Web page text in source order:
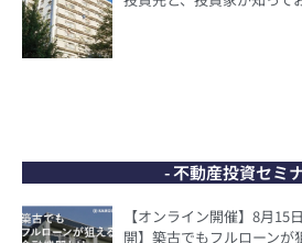
- 不動産投資セミ
【オンライン開催】8月
開】築古でもフルローン